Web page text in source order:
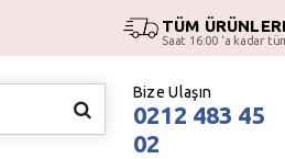
TÜM
Saat 16:00 ‘a kadar
Bize Ulaşın
0212 483 45
02